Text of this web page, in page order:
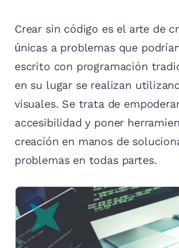
Crear sin código es el arte de
únicas a problemas que
escrito con programación
en su lugar se realizan
visuales. Se trata de
accesibilidad y poner
creación en manos de
problemas en todas partes.